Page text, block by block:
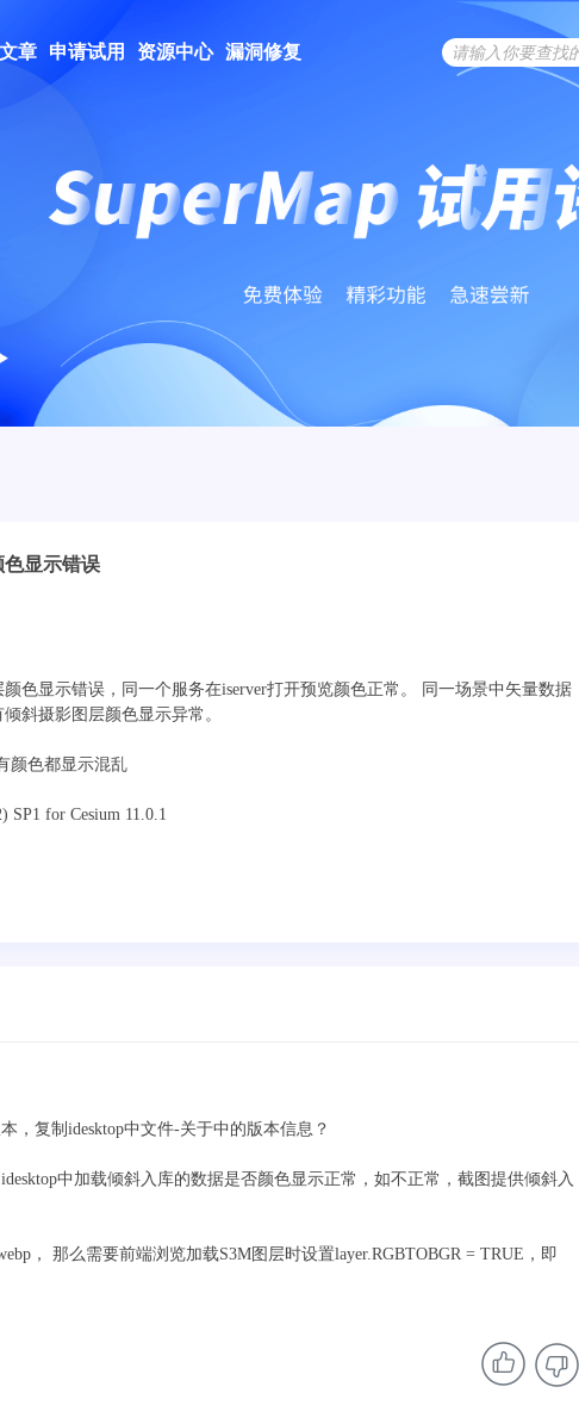
章 申请试用 资源中心 漏洞修复
色显示错误
色显示错误，同一个服务在iserver打开预览颜色正常。 同一场景中矢量数据
斜摄影图层颜色显示异常。
颜色都显示混乱
SP1 for Cesium 11.0.1
，复制idesktop中文件-关于中的版本信息？
中加载倾斜入库的数据是否颜色显示正常，如不正常，截图提供倾斜入
， 那么需要前端浏览加载S3M图层时设置layer.RGBTOBGR = TRUE，即